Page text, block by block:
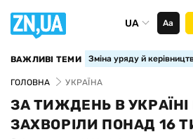
UA Аа
ВАЖЛИВІ ТЕМИ Зміна уряду й
ГОЛОВНА УКРАЇНА
ЗА ТИЖДЕНЬ В УКРАЇНІ
ЗАХВОРІЛИ ПОНАД 16